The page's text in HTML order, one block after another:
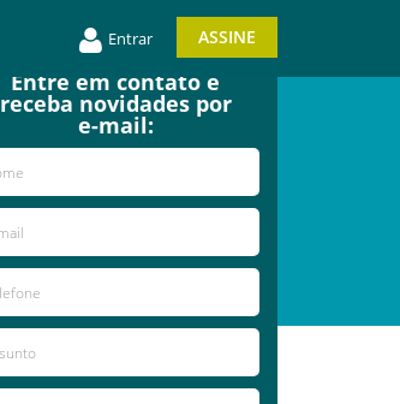
Entrar ASSINE
Entre em contato e
receba novidades por
e-mail: